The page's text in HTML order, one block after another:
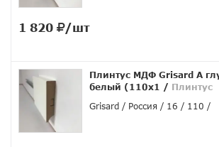
1 820 /шт
Плинтус МДФ Grisard A
белый (110x1 / Плинтус
Grisard
Россия 16 110